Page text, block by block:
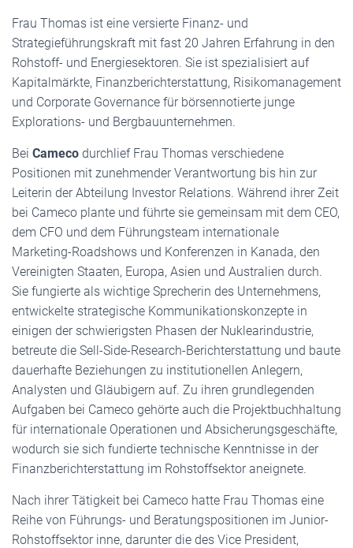
Frau Thomas ist eine versierte Finanz- und
Strategieführungskraft mit fast 20 Jahren Erfahrung in den
Rohstoff- und Energiesektoren. Sie ist spezialisiert auf
Kapitalmärkte, Finanzberichterstattung, Risikomanagement
und Corporate Governance für börsennotierte junge
Explorations- und Bergbauunternehmen.
Bei Cameco durchlief Frau Thomas verschiedene
Positionen mit zunehmender Verantwortung bis hin zur
Leiterin der Abteilung Investor Relations. Während ihrer Zeit
bei Cameco plante und führte sie gemeinsam mit dem CEO,
dem CFO und dem Führungsteam internationale
Marketing-Roadshows und Konferenzen in Kanada, den
Vereinigten Staaten, Europa, Asien und Australien durch.
Sie fungierte als wichtige Sprecherin des Unternehmens,
entwickelte strategische Kommunikationskonzepte in
einigen der schwierigsten Phasen der Nuklearindustrie,
betreute die Sell-Side-Research-Berichterstattung und baute
dauerhafte Beziehungen zu institutionellen Anlegern,
Analysten und Gläubigern auf. Zu ihren grundlegenden
Aufgaben bei Cameco gehörte auch die Projektbuchhaltung
für internationale Operationen und Absicherungsgeschäfte,
wodurch sie sich fundierte technische Kenntnisse in der
Finanzberichterstattung im Rohstoffsektor aneignete.
Nach ihrer Tätigkeit bei Cameco hatte Frau Thomas eine
Reihe von Führungs- und Beratungspositionen im Junior-
Rohstoffsektor inne, darunter die des Vice President,